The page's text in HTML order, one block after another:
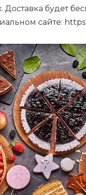
будет
сайте: